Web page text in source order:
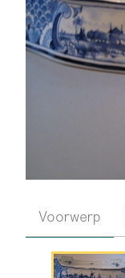
Voorwerp